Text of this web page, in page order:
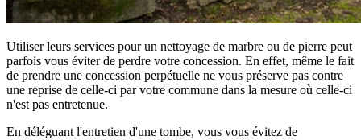
Utiliser leurs services pour un nettoyage de marbre ou de pierre peut
parfois vous éviter de perdre votre concession. En effet, même le fait
de prendre une concession perpétuelle ne vous préserve pas contre
une reprise de celle-ci par votre commune dans la mesure où celle-ci
n'est pas entretenue.
En déléguant l'entretien d'une tombe, vous vous évitez de